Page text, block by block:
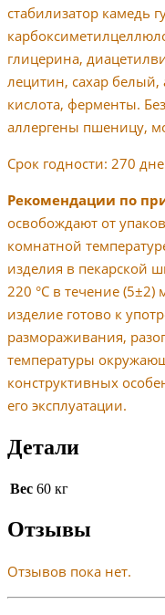
стабилизатор камедь
глицерина,
лецитин, сахар белый,
кислота, ферменты.
аллергены пшеницу,
Срок годности: 270
Рекомендации по
освобождают от
комнатной
изделия в пекарской
220 °С в течение
изделие готово к
размораживания,
температуры
конструктивных
его эксплуатации.
Детали
Вес 60 кг
Отзывы
Отзывов пока нет.